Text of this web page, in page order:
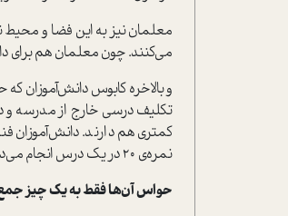
معلمان نیز به این فضا و محیط
می‌کنند. چون معلمان هم برای
و بالاخره کابوس دانش‌آموزان
تکلیف درسی خارج از مدرسه و
کمتری هم دارند. دانش‌آموزان
نمره‌ی 20 در یک درس انجام می‌دهند. آن‌ها نگران نمره و اصطلاحا خرخوانی نیستند.
حواس آن‌ها فقط به یک چیز